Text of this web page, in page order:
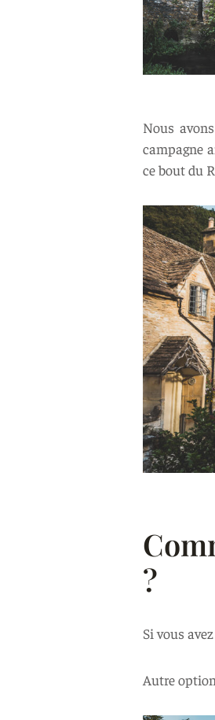
Nous
campagne
ce bout du
?
Si vous
Autre